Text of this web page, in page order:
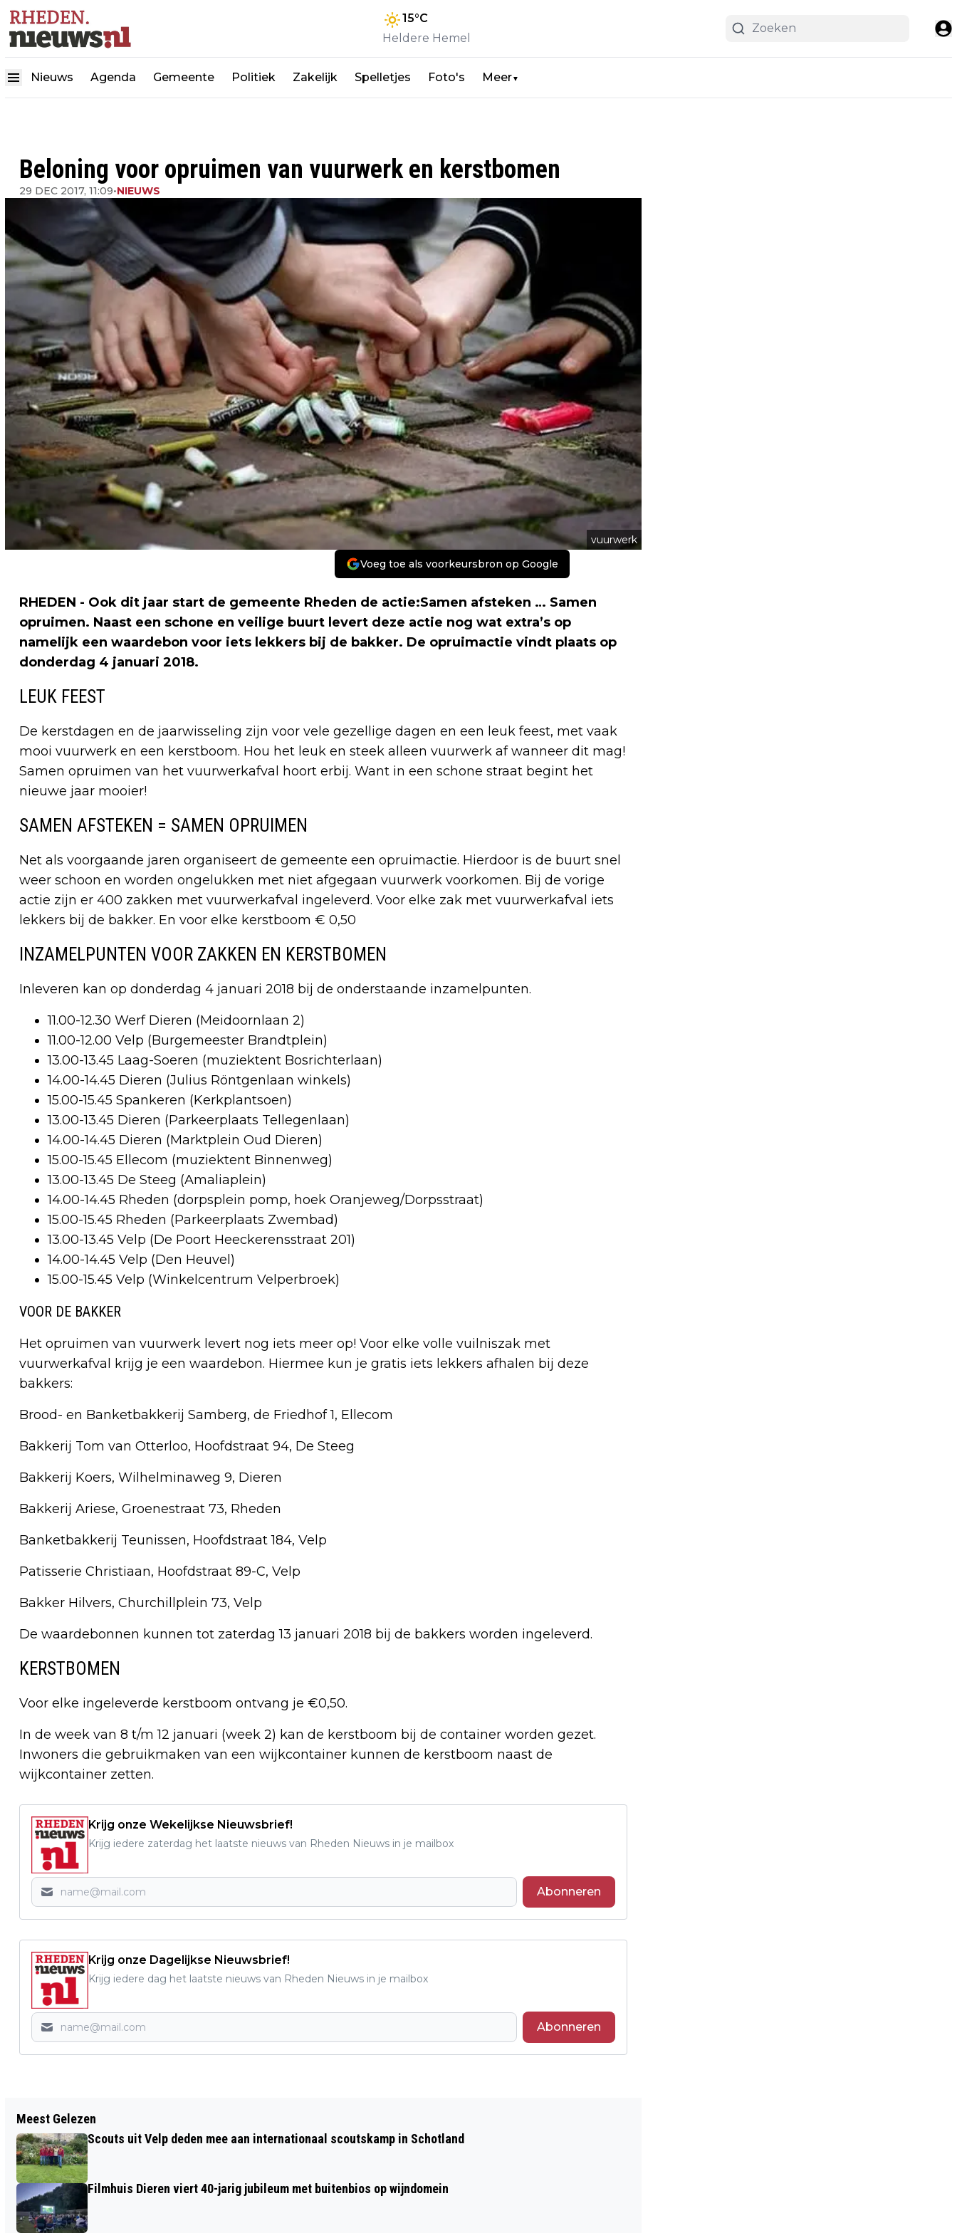
15°C
Heldere Hemel
Nieuws Agenda Gemeente Politiek Zakelijk Spelletjes Foto's Meer▼
Beloning voor opruimen van vuurwerk en kerstbomen
29 DEC 2017, 11:09•NIEUWS
vuurwerk
Voeg toe als voorkeursbron op Google
RHEDEN - Ook dit jaar start de gemeente Rheden de actie:Samen afsteken … Samen
opruimen. Naast een schone en veilige buurt levert deze actie nog wat extra’s op
namelijk een waardebon voor iets lekkers bij de bakker. De opruimactie vindt plaats op
donderdag 4 januari 2018.
LEUK FEEST
De kerstdagen en de jaarwisseling zijn voor vele gezellige dagen en een leuk feest, met vaak
mooi vuurwerk en een kerstboom. Hou het leuk en steek alleen vuurwerk af wanneer dit mag!
Samen opruimen van het vuurwerkafval hoort erbij. Want in een schone straat begint het
nieuwe jaar mooier!
SAMEN AFSTEKEN = SAMEN OPRUIMEN
Net als voorgaande jaren organiseert de gemeente een opruimactie. Hierdoor is de buurt snel
weer schoon en worden ongelukken met niet afgegaan vuurwerk voorkomen. Bij de vorige
actie zijn er 400 zakken met vuurwerkafval ingeleverd. Voor elke zak met vuurwerkafval iets
lekkers bij de bakker. En voor elke kerstboom € 0,50
INZAMELPUNTEN VOOR ZAKKEN EN KERSTBOMEN
Inleveren kan op donderdag 4 januari 2018 bij de onderstaande inzamelpunten.
11.00-12.30 Werf Dieren (Meidoornlaan 2)
11.00-12.00 Velp (Burgemeester Brandtplein)
13.00-13.45 Laag-Soeren (muziektent Bosrichterlaan)
14.00-14.45 Dieren (Julius Röntgenlaan winkels)
15.00-15.45 Spankeren (Kerkplantsoen)
13.00-13.45 Dieren (Parkeerplaats Tellegenlaan)
14.00-14.45 Dieren (Marktplein Oud Dieren)
15.00-15.45 Ellecom (muziektent Binnenweg)
13.00-13.45 De Steeg (Amaliaplein)
14.00-14.45 Rheden (dorpsplein pomp, hoek Oranjeweg/Dorpsstraat)
15.00-15.45 Rheden (Parkeerplaats Zwembad)
13.00-13.45 Velp (De Poort Heeckerensstraat 201)
14.00-14.45 Velp (Den Heuvel)
15.00-15.45 Velp (Winkelcentrum Velperbroek)
VOOR DE BAKKER
Het opruimen van vuurwerk levert nog iets meer op! Voor elke volle vuilniszak met
vuurwerkafval krijg je een waardebon. Hiermee kun je gratis iets lekkers afhalen bij deze
bakkers:
Brood- en Banketbakkerij Samberg, de Friedhof 1, Ellecom
Bakkerij Tom van Otterloo, Hoofdstraat 94, De Steeg
Bakkerij Koers, Wilhelminaweg 9, Dieren
Bakkerij Ariese, Groenestraat 73, Rheden
Banketbakkerij Teunissen, Hoofdstraat 184, Velp
Patisserie Christiaan, Hoofdstraat 89-C, Velp
Bakker Hilvers, Churchillplein 73, Velp
De waardebonnen kunnen tot zaterdag 13 januari 2018 bij de bakkers worden ingeleverd.
KERSTBOMEN
Voor elke ingeleverde kerstboom ontvang je €0,50.
In de week van 8 t/m 12 januari (week 2) kan de kerstboom bij de container worden gezet.
Inwoners die gebruikmaken van een wijkcontainer kunnen de kerstboom naast de
wijkcontainer zetten.
Krijg onze Wekelijkse Nieuwsbrief!
Krijg iedere zaterdag het laatste nieuws van Rheden Nieuws in je mailbox
Abonneren
Krijg onze Dagelijkse Nieuwsbrief!
Krijg iedere dag het laatste nieuws van Rheden Nieuws in je mailbox
Abonneren
BEKENDMAKINGEN GEMEENTE RHEDEN
HERSENLETSEL”
Meest Gelezen
Scouts uit Velp deden mee aan internationaal scoutskamp in Schotland
Filmhuis Dieren viert 40-jarig jubileum met buitenbios op wijndomein